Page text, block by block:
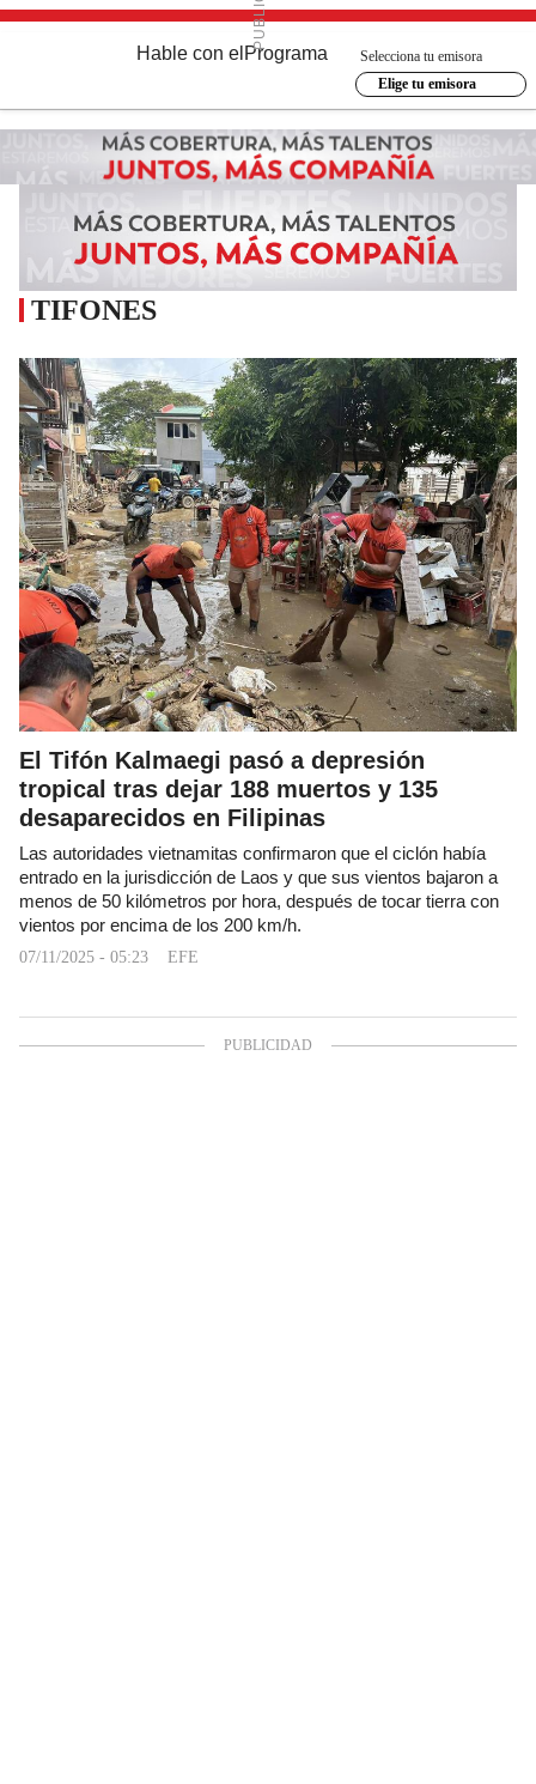
Hable con el Programa
Selecciona tu emisora
Elige tu emisora
TIFONES
El Tifón Kalmaegi pasó a depresión
tropical tras dejar 188 muertos y 135
desaparecidos en Filipinas
Las autoridades vietnamitas confirmaron que el ciclón había
entrado en la jurisdicción de Laos y que sus vientos bajaron a
menos de 50 kilómetros por hora, después de tocar tierra con
vientos por encima de los 200 km/h.
07/11/2025 - 05:23 EFE